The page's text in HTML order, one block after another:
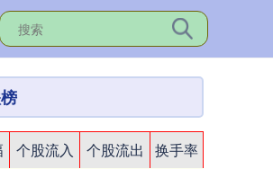
个股流入 个股流出
换手率